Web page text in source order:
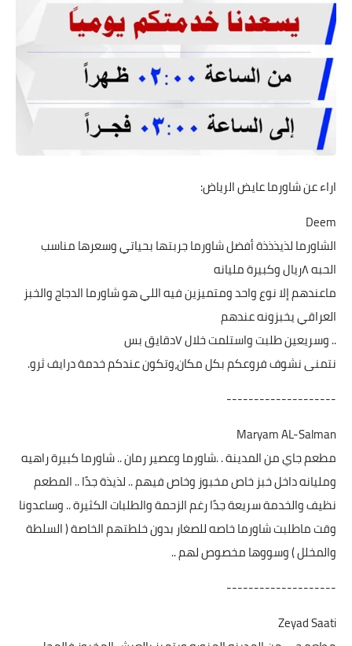
اراء عن شاورما عايض الرياض:
Deem
الشاورما لذيذذذة أفضل شاورما جربتها بحياتي وسعرها مناسب
الحبه ٨ريال وكبيرة مليانه
ماعندهم إلا نوع واحد ومتميزين فيه اللي هو شاورما الدجاج والخبز
العراقي يخبزونه عندهم
.. وسريعين طلبت واستلمت خلال ٧دقايق بس
نتمنى نشوف فروعكم بكل مكان،وتكون عندكم خدمة درايف ثرو.
--------------------
Maryam AL-Salman
مطعم جاي من المدينة . .شاورما وعصير رمان .. شاورما كبيرة راهيه
ومليانه داخل خبز خاص مخبوز وخاص فيهم .. لذيذة جدًا .. المطعم
نظيف والخدمة سريعة جدًا رغم الزحمة والطلبات الكثيرة .. وساعدونا
وقت ماطلبت شاورما خاصه للصغار بدون خلطتهم الخاصة ( السلطة
والمخلل ) وسووها مخصوص لهم ..
--------------------
Zeyad Saati